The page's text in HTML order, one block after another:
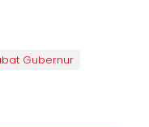
Gubernur